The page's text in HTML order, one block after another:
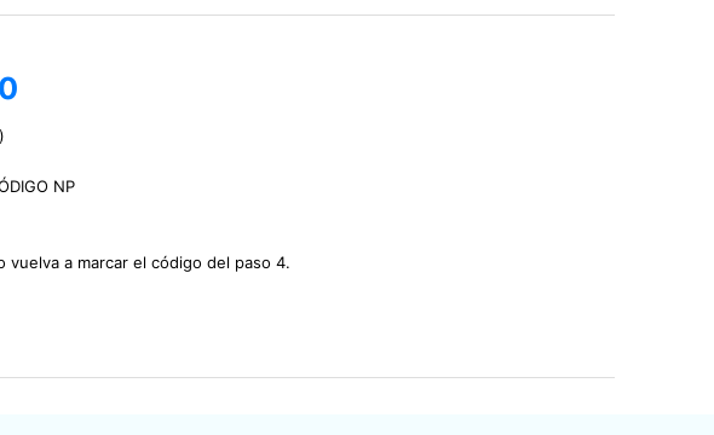
NP
vuelva a marcar el código del paso 4.